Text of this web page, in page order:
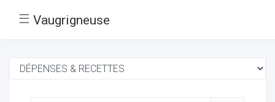
☰ Vaugrigneuse